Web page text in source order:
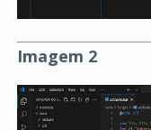
Imagem 2